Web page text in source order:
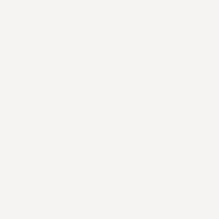
стиль и тем дольше панно сохраняет аккуратное